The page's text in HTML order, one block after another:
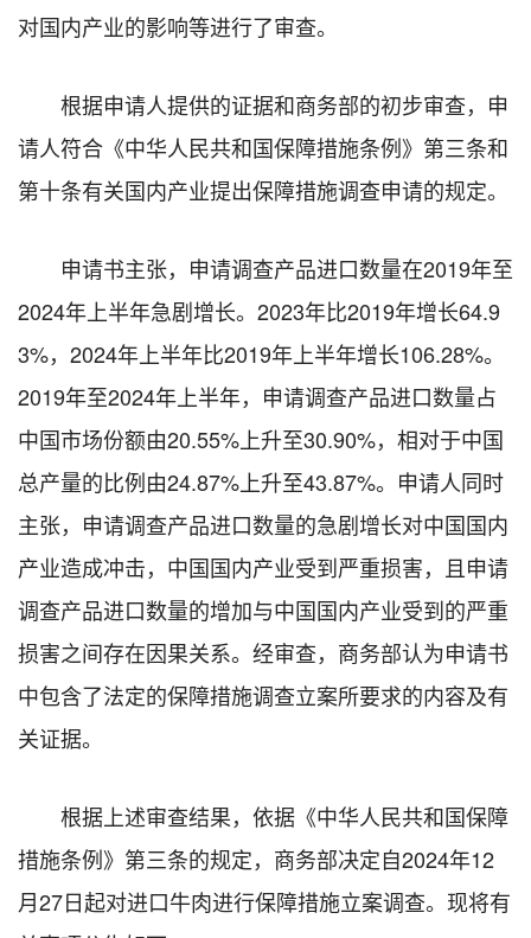
对国内产业的影响等进行了审查。
根据申请人提供的证据和商务部的初步审查，申
请人符合《中华人民共和国保障措施条例》第三条和
第十条有关国内产业提出保障措施调查申请的规定。
申请书主张，申请调查产品进口数量在2019年至
2024年上半年急剧增长。2023年比2019年增长64.9
3%，2024年上半年比2019年上半年增长106.28%。
2019年至2024年上半年，申请调查产品进口数量占
中国市场份额由20.55%上升至30.90%，相对于中国
总产量的比例由24.87%上升至43.87%。申请人同时
主张，申请调查产品进口数量的急剧增长对中国国内
产业造成冲击，中国国内产业受到严重损害，且申请
调查产品进口数量的增加与中国国内产业受到的严重
损害之间存在因果关系。经审查，商务部认为申请书
中包含了法定的保障措施调查立案所要求的内容及有
关证据。
根据上述审查结果，依据《中华人民共和国保障
措施条例》第三条的规定，商务部决定自2024年12
月27日起对进口牛肉进行保障措施立案调查。现将有